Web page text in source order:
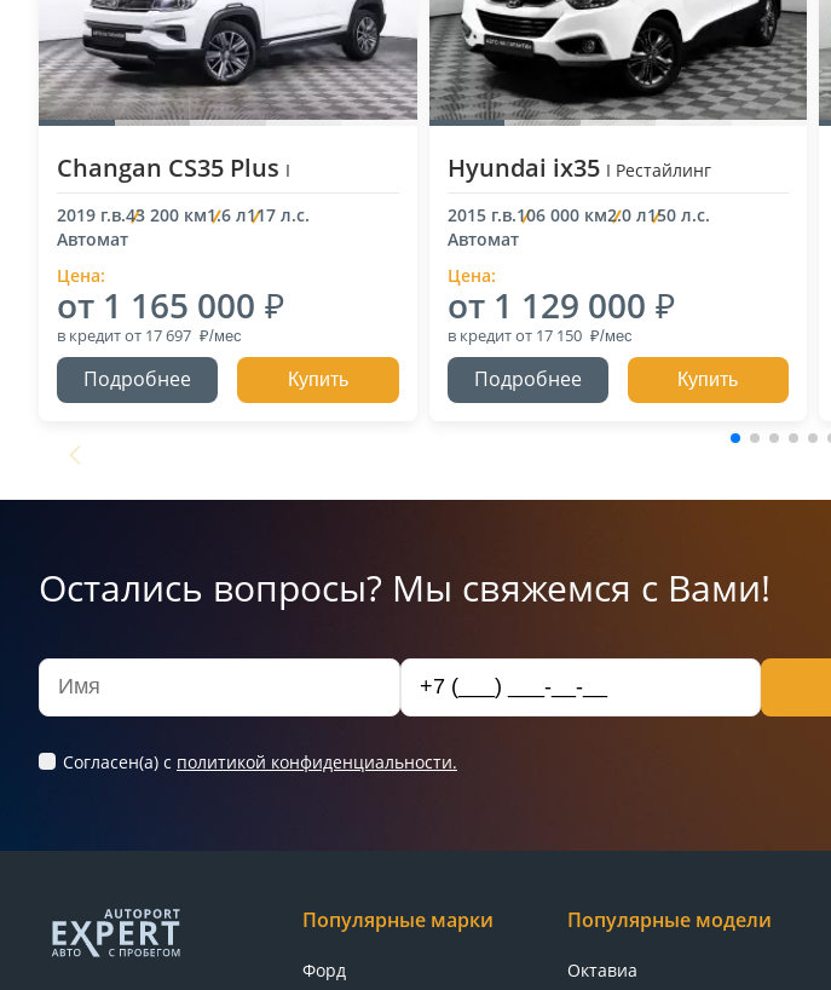
Changan CS35 Plus I
2019 г.в.43 200 км1.6 л117 л.с.
Автомат
Цена:
от 1 165 000
в кредитот 17 697
Подробнее Купить
Hyundai ix35 I Рестайлинг
2015 г.в.106 000 км2.0 л150 л.с.
Автомат
Цена:
от 1 129 000
в кредитот 17 150
Подробнее Купить
Остались вопросы? Мы свяжемся с Вами!
Согласен(а) c политикой конфиденциальности.
Популярные марки
Форд
Популярные модели
Октавиа